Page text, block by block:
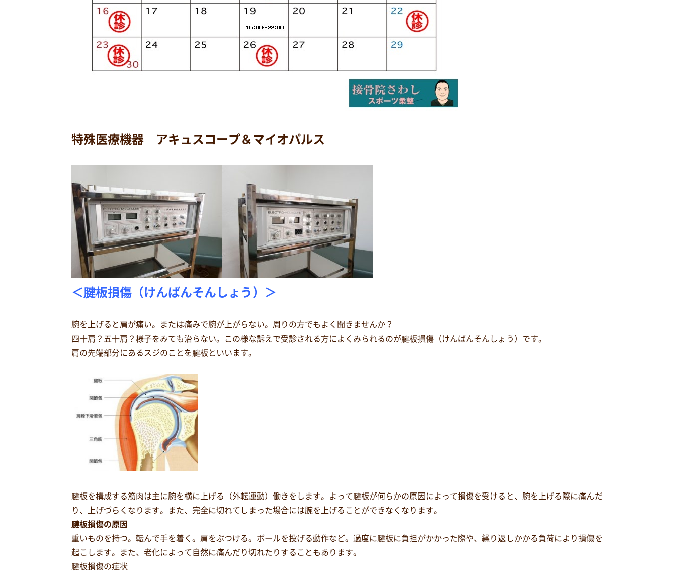
特殊医療機器 アキュスコープ＆マイオパルス
＜腱板損傷（けんばんそんしょう）＞
腕を上げると肩が痛い。または痛みで腕が上がらない。周りの方でもよく聞きませんか？
四十肩？五十肩？様子をみても治らない。この様な訴えで受診される方によくみられるのが腱板損傷（けんばんそんしょう）です。
肩の先端部分にあるスジのことを腱板といいます。
腱板を構成する筋肉は主に腕を横に上げる（外転運動）働きをします。よって腱板が何らかの原因によって損傷を受けると、腕を上げる際に痛んだ
り、上げづらくなります。また、完全に切れてしまった場合には腕を上げることができなくなります。
腱板損傷の原因
重いものを持つ。転んで手を着く。肩をぶつける。ボールを投げる動作など。過度に腱板に負担がかかった際や、繰り返しかかる負荷により損傷を
起こします。また、老化によって自然に痛んだり切れたりすることもあります。
腱板損傷の症状